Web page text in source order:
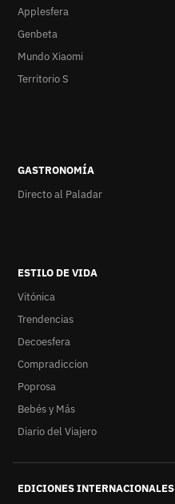
Applesfera
Genbeta
Mundo Xiaomi
Territorio S
GASTRONOMÍA
Directo al Paladar
ESTILO DE VIDA
Vitónica
Trendencias
Decoesfera
Compradiccion
Poprosa
Bebés y Más
Diario del Viajero
EDICIONES INTERNACIONALES